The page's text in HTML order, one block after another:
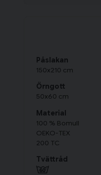
Påslakan
150x210 cm
Örngott
50x60 cm
Material
100 % Bomull
OEKO-TEX
200 TC
Tvättråd